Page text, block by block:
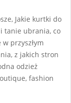
Jakie kurtki do
tanie ubrania, co
przyszłym
z jakich stron
odzież
fashion